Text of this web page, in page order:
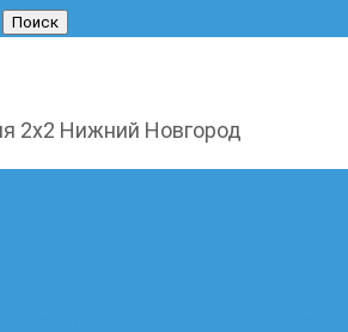
2х2 Нижний Новгород